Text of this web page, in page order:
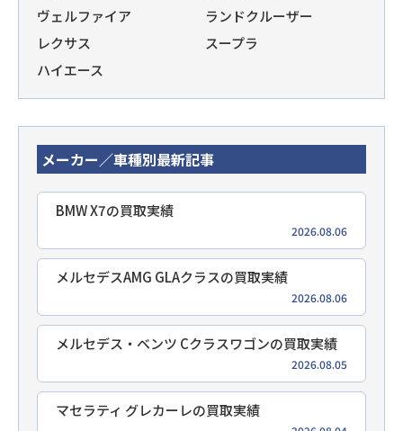
ヴェルファイア
ランドクルーザー
レクサス
スープラ
ハイエース
メーカー／車種別最新記事
BMW X7の買取実績
2026.08.06
メルセデスAMG GLAクラスの買取実績
2026.08.06
メルセデス・ベンツ Cクラスワゴンの買取実績
2026.08.05
マセラティ グレカーレの買取実績